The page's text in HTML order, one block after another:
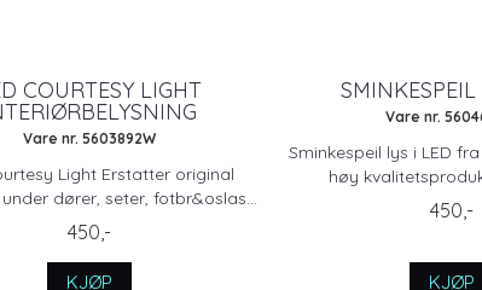
COURTESY LIGHT
Vare nr. 5603892W
Light Erstatter original
dører, seter, fotbr&oslas...
450,-
KJØP
SMINKESPEIL
Vare nr.
Sminkespeil lys i LED
høy
450,-
KJØP